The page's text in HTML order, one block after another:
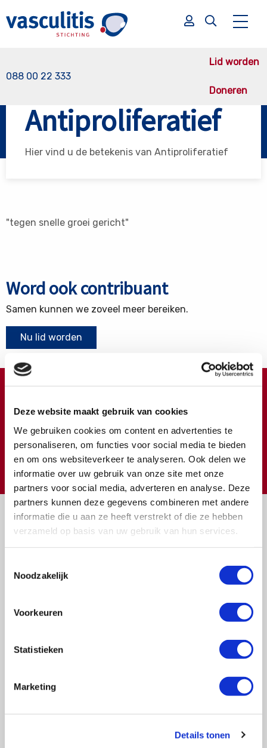
Deze website maakt gebruik van cookies
We gebruiken cookies om content en advertenties te
personaliseren, om functies voor social media te bieden
en om ons websiteverkeer te analyseren. Ook delen we
informatie over uw gebruik van onze site met onze
partners voor social media, adverteren en analyse. Deze
partners kunnen deze gegevens combineren met andere
informatie die u aan ze heeft verstrekt of die ze hebben
verzameld op basis van uw gebruik van hun services.
Noodzakelijk
Voorkeuren
Statistieken
Marketing
Details tonen
088 00 22 333
Lid worden
Doneren
Zoek
Zoek
Antiproliferatief
Hier vind u de betekenis van Antiproliferatief
"tegen snelle groei gericht"
Word ook contribuant
Samen kunnen we zoveel meer bereiken.
Nu lid worden
Meer weten over wat we met uw extra gift doen?
Klik hier
€ Doneer
Vragen?
of bel ons op:
Ziektebeelden
EGPA